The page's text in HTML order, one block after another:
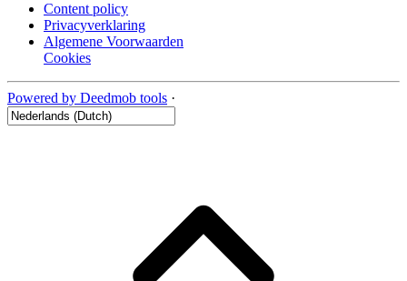
Content policy
Privacyverklaring
Algemene Voorwaarden
Cookies
Powered by Deedmob tools ·